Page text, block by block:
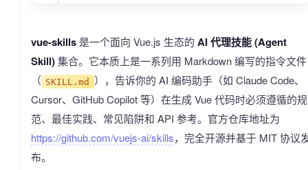
vue-skills是一个面向 Vue.js 生态的 AI 代理技能 (Agent
Skill)集合。它本质上是一系列用 Markdown 编写的指令文件
（ SKILL.md ），告诉你的 AI 编码助手（如 Claude Code、
Cursor、GitHub Copilot 等）在生成 Vue 代码时必须遵循的规
范、最佳实践、常见陷阱和 API 参考。官方仓库地址为
https://github.com/vuejs-ai/skills，完全开源并基于 MIT 协议
布。